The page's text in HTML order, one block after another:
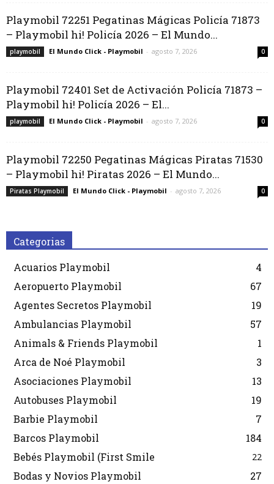
Playmobil 72251 Pegatinas Mágicas Policía 71873
– Playmobil hi! Policía 2026 – El Mundo...
playmobil El Mundo Click - Playmobil - agosto 7, 2026 0
Playmobil 72401 Set de Activación Policía 71873 –
Playmobil hi! Policía 2026 – El...
playmobil El Mundo Click - Playmobil - agosto 7, 2026 0
Playmobil 72250 Pegatinas Mágicas Piratas 71530
– Playmobil hi! Piratas 2026 – El Mundo...
Piratas Playmobil El Mundo Click - Playmobil - agosto 7, 2026 0
Categorias
Acuarios Playmobil
4
Aeropuerto Playmobil
67
Agentes Secretos Playmobil
19
Ambulancias Playmobil
57
Animals & Friends Playmobil
1
Arca de Noé Playmobil
3
Asociaciones Playmobil
13
Autobuses Playmobil
19
Barbie Playmobil
7
Barcos Playmobil
184
Bebés Playmobil (First Smile
22
Bodas y Novios Playmobil
27